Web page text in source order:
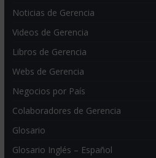
Noticias de Gerencia
Videos de Gerencia
Libros de Gerencia
Webs de Gerencia
Negocios por País
Colaboradores de Gerencia
Glosario
Glosario Inglés – Español